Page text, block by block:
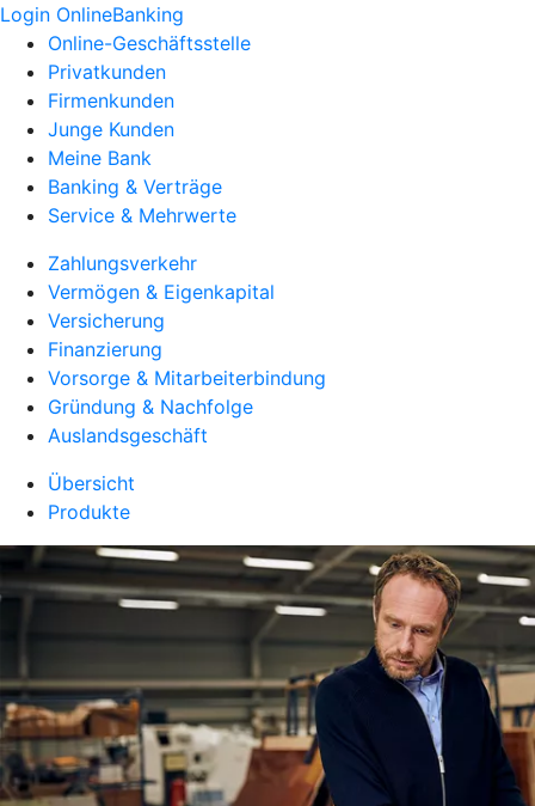
Login OnlineBanking
Online-Geschäftsstelle
Privatkunden
Firmenkunden
Junge Kunden
Meine Bank
Banking & Verträge
Service & Mehrwerte
Zahlungsverkehr
Vermögen & Eigenkapital
Versicherung
Finanzierung
Vorsorge & Mitarbeiterbindung
Gründung & Nachfolge
Auslandsgeschäft
Übersicht
Produkte